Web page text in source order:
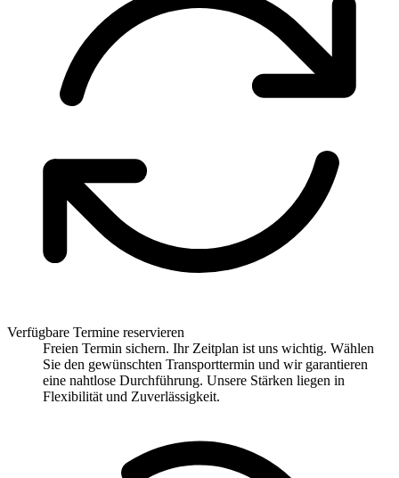
Verfügbare Termine reservieren
Freien Termin sichern. Ihr Zeitplan ist uns wichtig. Wählen
Sie den gewünschten Transporttermin und wir garantieren
eine nahtlose Durchführung. Unsere Stärken liegen in
Flexibilität und Zuverlässigkeit.